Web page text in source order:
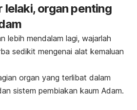
lelaki, organ penting
lebih mendalam lagi, wajarlah
sedikit mengenai alat kemaluan
organ yang terlibat dalam
sistem pembiakan kaum Adam.